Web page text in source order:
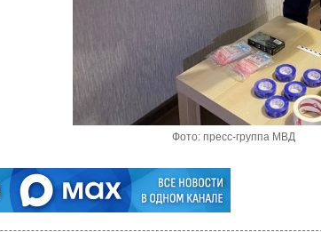
Фото: пресс-группа МВД